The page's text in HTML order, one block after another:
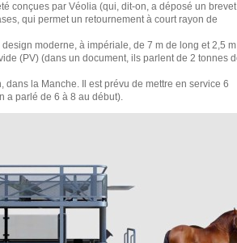
conçues par Véolia (qui, dit-on, a déposé un
qui permet un retournement à court rayon de
moderne, à impériale, de 7 m de long et 2,5
(PV) (dans un document, ils parlent de 2 tonnes
dans la Manche. Il est prévu de mettre en service 6
a parlé de 6 à 8 au début).